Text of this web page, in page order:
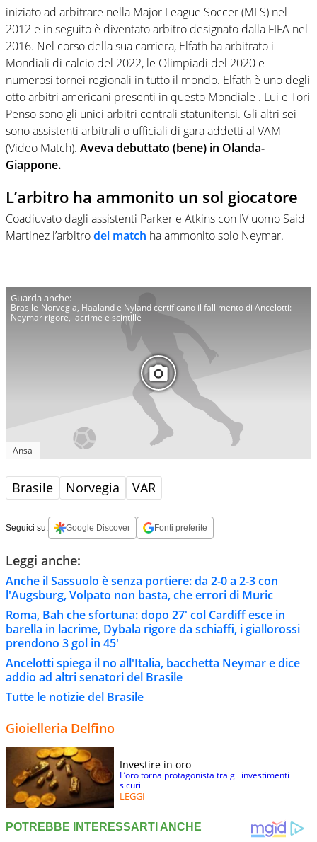
iniziato ad arbitrare nella Major League Soccer (MLS) nel
2012 e in seguito è diventato arbitro designato dalla FIFA nel
2016. Nel corso della sua carriera, Elfath ha arbitrato i
Mondiali di calcio del 2022, le Olimpiadi del 2020 e
numerosi tornei regionali in tutto il mondo. Elfath è uno degli
otto arbitri americani presenti in questo Mondiale . Lui e Tori
Penso sono gli unici arbitri centrali statunitensi. Gli altri sei
sono assistenti arbitrali o ufficiali di gara addetti al VAM
(Video Match). Aveva debuttato (bene) in Olanda-
Giappone.
L’arbitro ha ammonito un sol giocatore
Coadiuvato dagli assistenti Parker e Atkins con IV uomo Said
Martinez l’arbitrodel match ha ammonito solo Neymar.
Brasile-Norvegia, Haaland e Nyland certificano il fallimento di Ancelotti:
Neymar rigore, lacrime e scintille
Ansa
Brasile Norvegia VAR
Seguici su: Google Discover Fonti preferite
Leggi anche:
Anche il Sassuolo è senza portiere: da 2-0 a 2-3 con
l'Augsburg, Volpato non basta, che errori di Muric
Roma, Bah che sfortuna: dopo 27' col Cardiff esce in
barella in lacrime, Dybala rigore da schiaffi, i giallorossi
prendono 3 gol in 45'
Ancelotti spiega il no all'Italia, bacchetta Neymar e dice
addio ad altri senatori del Brasile
Tutte le notizie del Brasile
Gioielleria Delfino
Investire in oro
L’oro torna protagonista tra gli investimenti
sicuri
LEGGI